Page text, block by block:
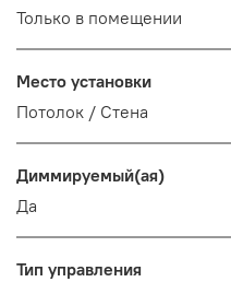
Только в помещении
Место установки
Потолок / Cтена
Диммируемый(ая)
Да
Тип управления